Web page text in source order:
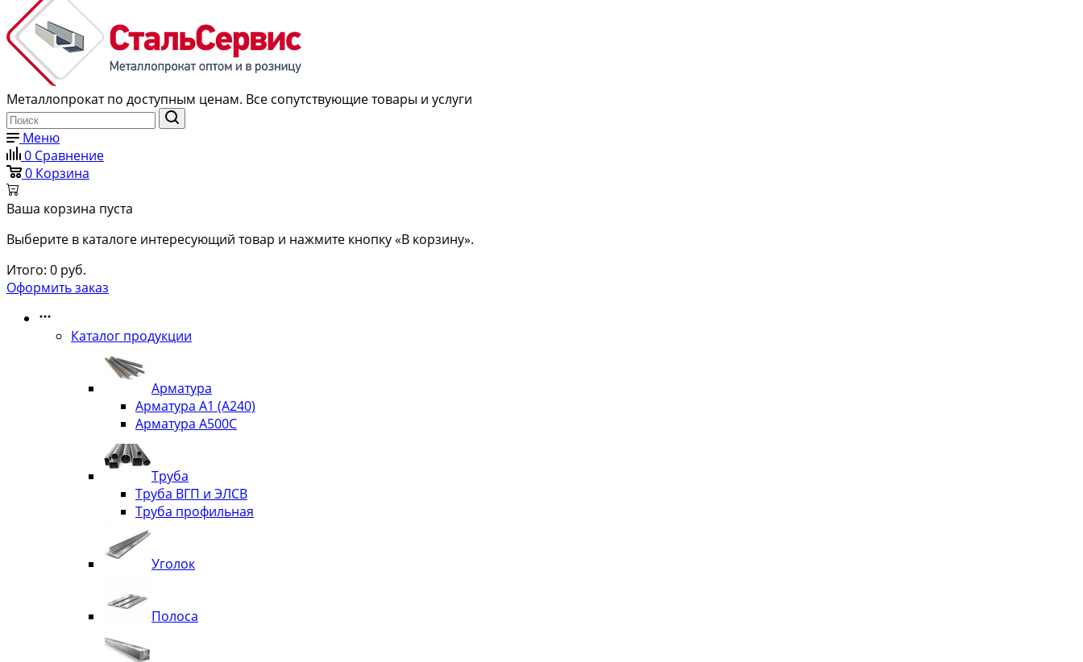
Металлопрокат по доступным ценам. Все сопутствующие товары и услуги
Меню
0 Сравнение
0 Корзина
Ваша корзина пуста
Выберите в каталоге интересующий товар и нажмите кнопку «В корзину».
Итого: 0 руб.
Оформить заказ
Каталог продукции
Арматура
Арматура А1 (А240)
Арматура А500С
Труба
Труба ВГП и ЭЛСВ
Труба профильная
Уголок
Полоса